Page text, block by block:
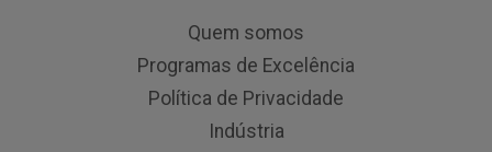
Quem somos
Programas de Excelência
Política de Privacidade
Indústria